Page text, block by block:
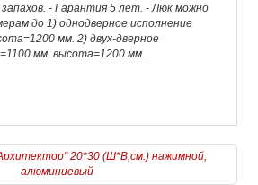
- Гарантия 5 лет. - Люк можно
до 1) однодверное исполнение
мм. 2) двух-дверное
мм. высота=1200 мм.
20*30 (Ш*В,см.) нажимной,
алюминиевый